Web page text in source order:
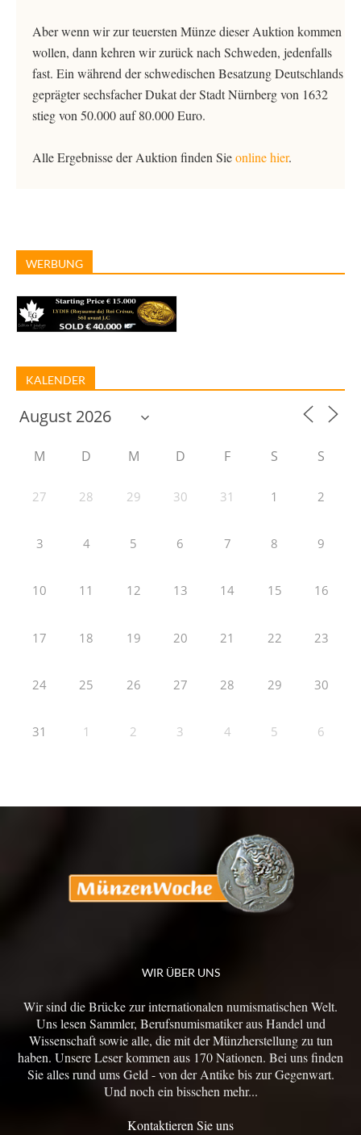
Aber wenn wir zur teuersten Münze dieser Auktion kommen
wollen, dann kehren wir zurück nach Schweden, jedenfalls
fast. Ein während der schwedischen Besatzung Deutschlands
geprägter sechsfacher Dukat der Stadt Nürnberg von 1632
stieg von 50.000 auf 80.000 Euro.
Alle Ergebnisse der Auktion finden Sieonline hier.
WERBUNG
KALENDER
M D M D F S S
27 28 29 30 31 1 2
3 4 5 6 7 8 9
10 11 12 13 14 15 16
17 18 19 20 21 22 23
24 25 26 27 28 29 30
31 1 2 3 4 5 6
WIR ÜBER UNS
Wir sind die Brücke zur internationalen numismatischen Welt.
Uns lesen Sammler, Berufsnumismatiker aus Handel und
Wissenschaft sowie alle, die mit der Münzherstellung zu tun
haben. Unsere Leser kommen aus 170 Nationen. Bei uns finden
Sie alles rund ums Geld - von der Antike bis zur Gegenwart.
Und noch ein bisschen mehr...
Kontaktieren Sie uns